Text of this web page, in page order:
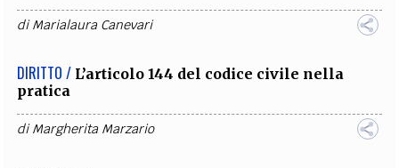
diMarialaura Canevari
DIRITTO / L’articolo 144 del codice civile nella
pratica
diMargherita Marzario